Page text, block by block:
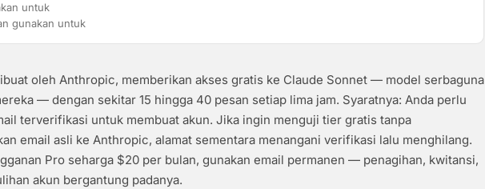
untuk
gunakan untuk
oleh Anthropic, memberikan akses gratis ke Claude Sonnet — model serbaguna
— dengan sekitar 15 hingga 40 pesan setiap lima jam. Syaratnya: Anda perlu
terverifikasi untuk membuat akun. Jika ingin menguji tier gratis tanpa
email asli ke Anthropic, alamat sementara menangani verifikasi lalu menghilang.
Pro seharga $20 per bulan, gunakan email permanen — penagihan, kwitansi,
akun bergantung padanya.